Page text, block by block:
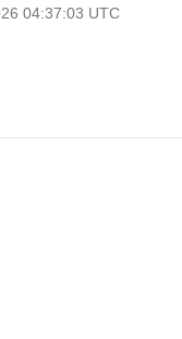
04:37:03 UTC